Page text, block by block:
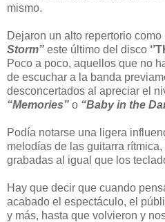
mismo.
Dejaron un alto repertorio como
Storm” este último del disco
Poco a poco, aquellos que no
de escuchar a la banda
desconcertados al apreciar el
“Memories” o “Baby in the
Podía notarse una ligera
melodías de las guitarra
grabadas al igual que los
Hay que decir que cuando
acabado el espectáculo, el
y más, hasta que volvieron y